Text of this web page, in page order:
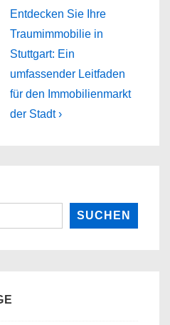
Next
Post
is
Entdecken Sie Ihre
Traumimmobilie in
Stuttgart: Ein
umfassender Leitfaden
für den Immobilienmarkt
der Stadt ›
SUCHEN